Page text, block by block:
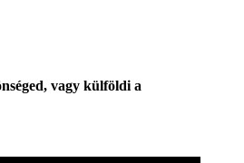
vagy külföldi a